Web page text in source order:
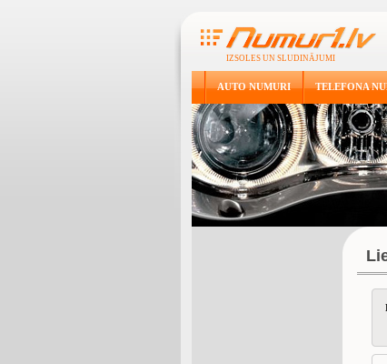
IZSOLES UN SLUDINĀJUMI
AUTO NUMURI TELEFONA